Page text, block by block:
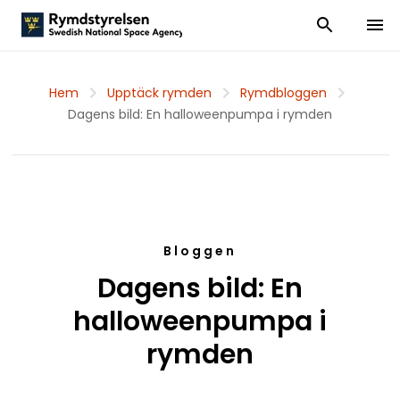
Visa och dölj
Visa
Hem Upptäck rymden
Rymdbloggen
Dagens bild: En halloweenpumpa i rymden
Bloggen
Dagens bild: En
halloweenpumpa i
rymden